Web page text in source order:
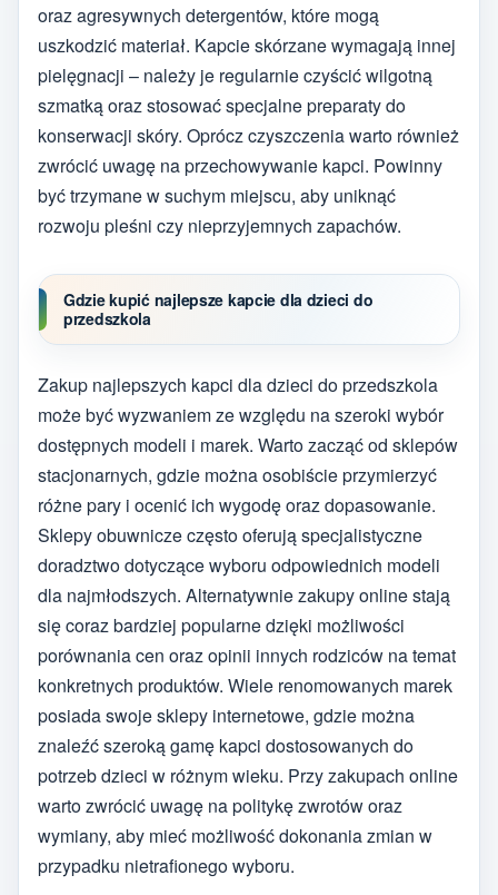
oraz agresywnych detergentów, które mogą
uszkodzić materiał. Kapcie skórzane wymagają innej
pielęgnacji – należy je regularnie czyścić wilgotną
szmatką oraz stosować specjalne preparaty do
konserwacji skóry. Oprócz czyszczenia warto również
zwrócić uwagę na przechowywanie kapci. Powinny
być trzymane w suchym miejscu, aby uniknąć
rozwoju pleśni czy nieprzyjemnych zapachów.
Gdzie kupić najlepsze kapcie dla dzieci do
przedszkola
Zakup najlepszych kapci dla dzieci do przedszkola
może być wyzwaniem ze względu na szeroki wybór
dostępnych modeli i marek. Warto zacząć od sklepów
stacjonarnych, gdzie można osobiście przymierzyć
różne pary i ocenić ich wygodę oraz dopasowanie.
Sklepy obuwnicze często oferują specjalistyczne
doradztwo dotyczące wyboru odpowiednich modeli
dla najmłodszych. Alternatywnie zakupy online stają
się coraz bardziej popularne dzięki możliwości
porównania cen oraz opinii innych rodziców na temat
konkretnych produktów. Wiele renomowanych marek
posiada swoje sklepy internetowe, gdzie można
znaleźć szeroką gamę kapci dostosowanych do
potrzeb dzieci w różnym wieku. Przy zakupach online
warto zwrócić uwagę na politykę zwrotów oraz
wymiany, aby mieć możliwość dokonania zmian w
przypadku nietrafionego wyboru.